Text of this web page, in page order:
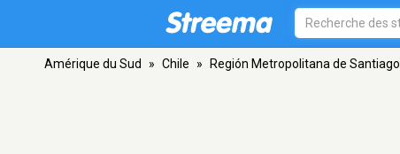
Amérique du Sud » Chile » Región Metropolitana de Santiago